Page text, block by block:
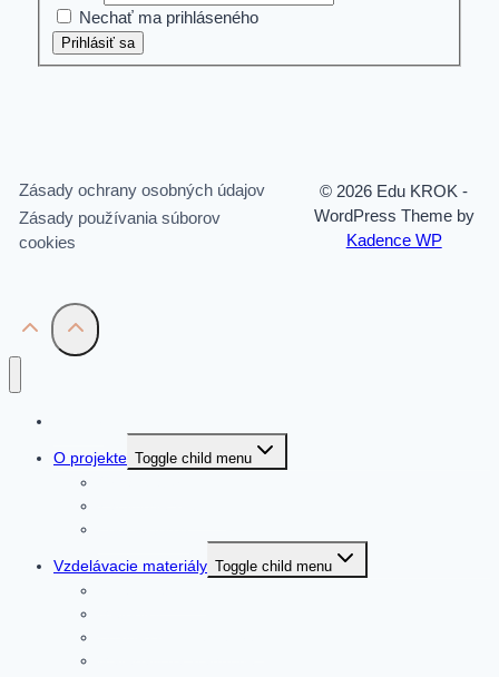
Nechať ma prihláseného
Prihlásiť sa
Zásady ochrany osobných údajov
Zásady používania súborov
cookies
© 2026 Edu KROK -
WordPress Theme by
Kadence WP
O projekte Toggle child menu
Vzdelávacie materiály Toggle child menu